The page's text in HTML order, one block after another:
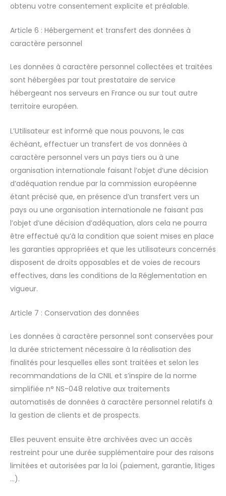
obtenu votre consentement explicite et préalable.
Article 6 : Hébergement et transfert des données à
caractère personnel
Les données à caractère personnel collectées et traitées
sont hébergées par tout prestataire de service
hébergeant nos serveurs en France ou sur tout autre
territoire européen.
L’Utilisateur est informé que nous pouvons, le cas
échéant, effectuer un transfert de vos données à
caractère personnel vers un pays tiers ou à une
organisation internationale faisant l’objet d’une décision
d’adéquation rendue par la commission européenne
étant précisé que, en présence d’un transfert vers un
pays ou une organisation internationale ne faisant pas
l’objet d’une décision d’adéquation, alors cela ne pourra
être effectué qu’à la condition que soient mises en place
les garanties appropriées et que les utilisateurs concernés
disposent de droits opposables et de voies de recours
effectives, dans les conditions de la Réglementation en
vigueur.
Article 7 : Conservation des données
Les données à caractère personnel sont conservées pour
la durée strictement nécessaire à la réalisation des
finalités pour lesquelles elles sont traitées et selon les
recommandations de la CNIL et s’inspire de la norme
simplifiée n° NS-048 relative aux traitements
automatisés de données à caractère personnel relatifs à
la gestion de clients et de prospects.
Elles peuvent ensuite être archivées avec un accès
restreint pour une durée supplémentaire pour des raisons
limitées et autorisées par la loi (paiement, garantie, litiges
…).